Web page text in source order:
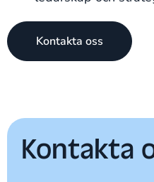
Kontakta oss
Kontakta